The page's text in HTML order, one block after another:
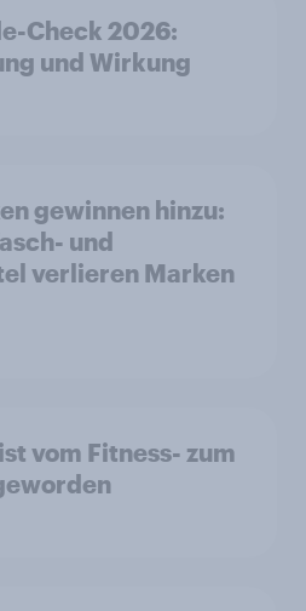
Check 2026:
und Wirkung
gewinnen hinzu:
und
verlieren Marken
vom Fitness- zum